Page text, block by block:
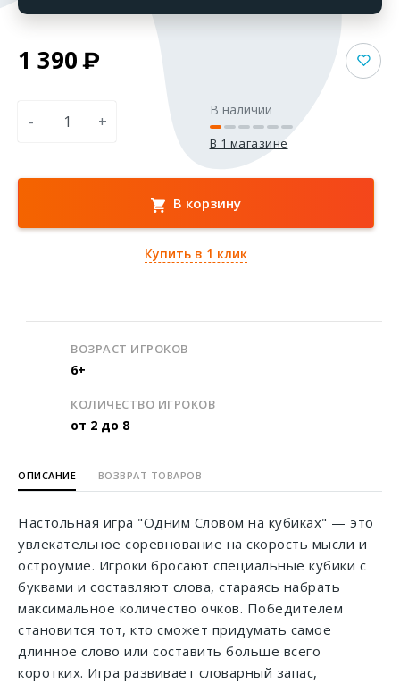
1 390
- +
В наличии
В 1 магазине
В корзину
Купить в 1 клик
ВОЗРАСТ ИГРОКОВ
6+
КОЛИЧЕСТВО ИГРОКОВ
от 2 до 8
ОПИСАНИЕ ВОЗВРАТ ТОВАРОВ
Настольная игра "Одним Словом на кубиках" — это
увлекательное соревнование на скорость мысли и
остроумие. Игроки бросают специальные кубики с
буквами и составляют слова, стараясь набрать
максимальное количество очков. Победителем
становится тот, кто сможет придумать самое
длинное слово или составить больше всего
коротких. Игра развивает словарный запас,